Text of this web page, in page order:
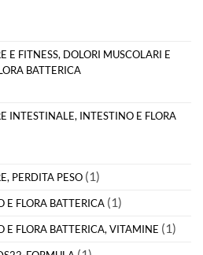
E FITNESS, DOLORI MUSCOLARI E
BATTERICA
INTESTINALE, INTESTINO E FLORA
PERDITA PESO (1)
FLORA BATTERICA (1)
FLORA BATTERICA, VITAMINE (1)